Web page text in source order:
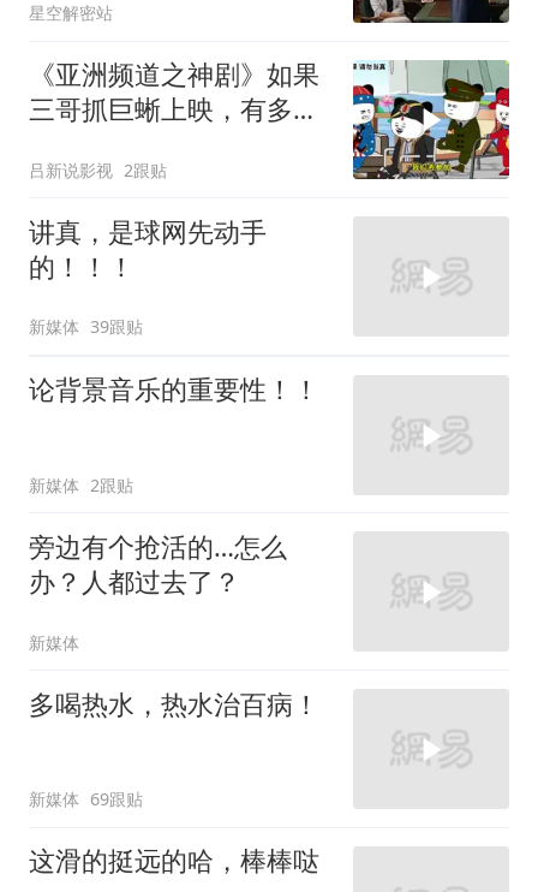
星空解密站
《亚洲频道之神剧》如果
三哥抓巨蜥上映，有多少
吕新说影视 2跟贴
讲真，是球网先动手
的！！！
新媒体 39跟贴
论背景音乐的重要性！！
新媒体 2跟贴
旁边有个抢活的…怎么
办？人都过去了？
新媒体
多喝热水，热水治百病！
新媒体 69跟贴
这滑的挺远的哈，棒棒哒